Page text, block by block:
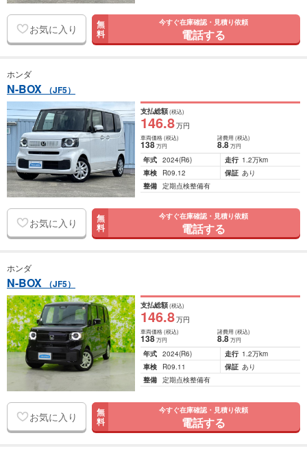
お気に入り 無
料
今すぐ在庫確認・見積り依頼
電話する
ホンダ
N-BOX （JF5）
支払総額(税込)
146.8万円
車両価格(税込)
138万円
諸費用 (税込)
8.8 万円
年式 2024(R6) 走行 1.2万km
車検
R09.12 保証 あり
整備 定期点検整備有
お気に入り 無
料
今すぐ在庫確認・見積り依頼
電話する
ホンダ
N-BOX （JF5）
支払総額(税込)
146.8万円
車両価格(税込)
138万円
諸費用 (税込)
8.8 万円
年式 2024(R6) 走行 1.2万km
車検
R09.11 保証 あり
整備 定期点検整備有
お気に入り 無
料
今すぐ在庫確認・見積り依頼
電話する